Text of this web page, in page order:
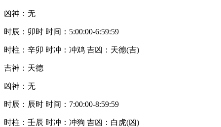
凶神：无
时辰：卯时 时间：5:00:00-6:59:59
时柱：辛卯 时冲：冲鸡 吉凶：天德(吉)
吉神：天德
凶神：无
时辰：辰时 时间：7:00:00-8:59:59
时柱：壬辰 时冲：冲狗 吉凶：白虎(凶)